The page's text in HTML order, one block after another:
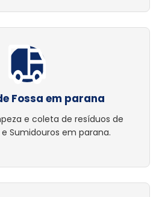
Fossa em parana
e coleta de resíduos de
e Sumidouros em parana.